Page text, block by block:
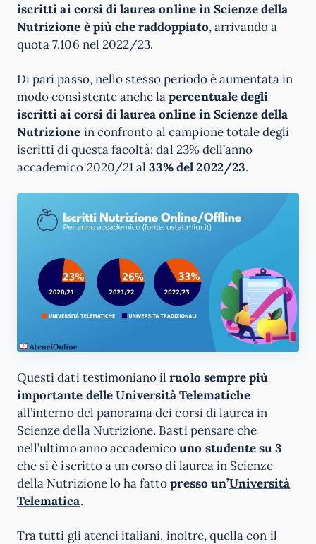
iscritti ai corsi di laurea online in Scienze della
Nutrizione è più che raddoppiato, arrivando a
quota 7.106 nel 2022/23.
Di pari passo, nello stesso periodo è aumentata in
modo consistente anche lapercentuale degli
iscritti ai corsi di laurea online in Scienze della
Nutrizione in confronto al campione totale degli
iscritti di questa facoltà: dal 23% dell’anno
accademico 2020/21 al33% del 2022/23.
Questi dati testimoniano il ruolo sempre più
importante delle Università Telematiche
all’interno del panorama dei corsi di laurea in
Scienze della Nutrizione. Basti pensare che
nell’ultimo anno accademicouno studente su 3
che si è iscritto a un corso di laurea in Scienze
della Nutrizione lo ha fattopresso un’Università
Telematica.
Tra tutti gli atenei italiani, inoltre, quella con il